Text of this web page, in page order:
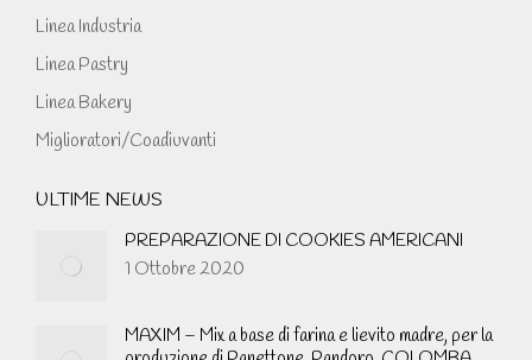
Linea Industria
Linea Pastry
Linea Bakery
Miglioratori/Coadiuvanti
ULTIME NEWS
PREPARAZIONE DI COOKIES AMERICANI
1 Ottobre 2020
MAXIM – Mix a base di farina e lievito madre, per la